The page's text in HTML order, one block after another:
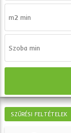
SZŰRÉSI FELTÉTELEK